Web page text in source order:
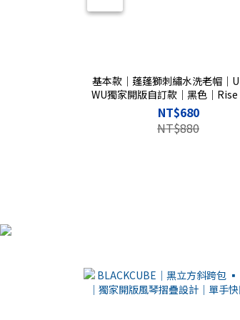
基本款｜蓬蓬獅刺繡水洗老帽｜
WU獨家開版自訂款｜黑色｜
NT$680
NT$880